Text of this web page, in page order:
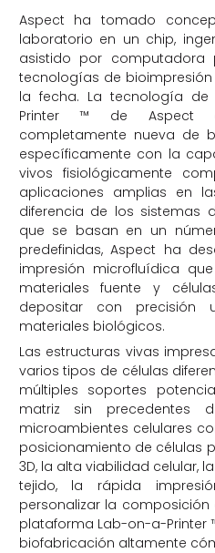
Aspect ha tomado
laboratorio en un chip,
asistido por
tecnologías de
la fecha. La tecnología
Printer ™ de Aspect
completamente nueva de
específicamente con la
vivos fisiológicamente
aplicaciones amplias en
diferencia de los sistemas
que se basan en un
predefinidas, Aspect ha
impresión microfluídica
materiales fuente y
depositar con precisión
materiales biológicos.
Las estructuras vivas
varios tipos de células
múltiples soportes
matriz sin precedentes
microambientes celulares
posicionamiento de células
3D, la alta viabilidad celular,
tejido, la rápida
personalizar la
plataforma Lab-on-a-Printer
biofabricación altamente